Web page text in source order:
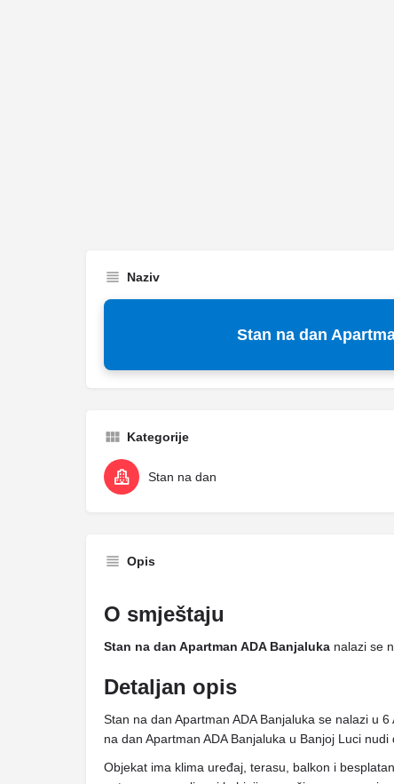
Naziv
Stan na dan
Kategorije
Stan na dan
Opis
O smještaju
Stan na dan Apartman ADA Banjaluka nalazi se
Detaljan opis
Stan na dan Apartman ADA Banjaluka se nalazi u
na dan Apartman ADA Banjaluka u Banjoj Luci
Objekat ima klima uređaj, terasu, balkon i